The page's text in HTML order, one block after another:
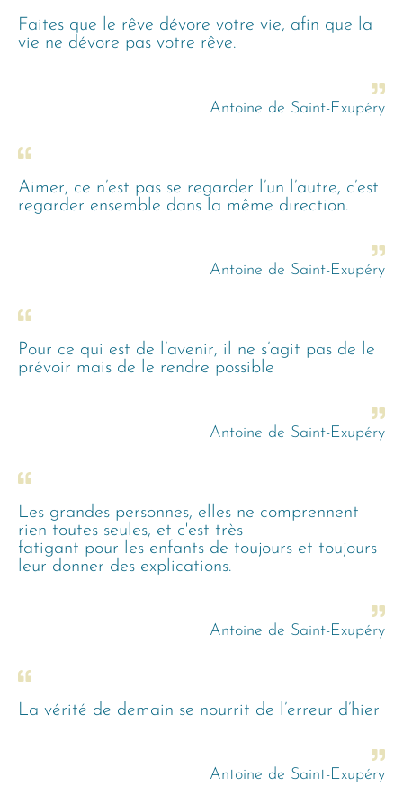
Faites que le rêve dévore votre vie, afin que la
vie ne dévore pas votre rêve.
Antoine de Saint-Exupéry
Aimer, ce n’est pas se regarder l’un l’autre, c’est
regarder ensemble dans la même direction.
Antoine de Saint-Exupéry
Pour ce qui est de l’avenir, il ne s’agit pas de le
prévoir mais de le rendre possible
Antoine de Saint-Exupéry
Les grandes personnes, elles ne comprennent
rien toutes seules, et c'est très
fatigant pour les enfants de toujours et toujours
leur donner des explications.
Antoine de Saint-Exupéry
La vérité de demain se nourrit de l’erreur d’hier
Antoine de Saint-Exupéry